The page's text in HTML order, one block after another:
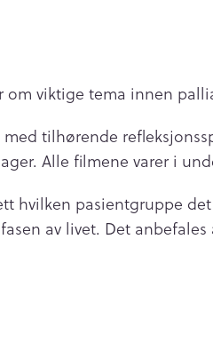
viktige tema innen
tilhørende
Alle filmene varer i
hvilken pasientgruppe
av livet. Det